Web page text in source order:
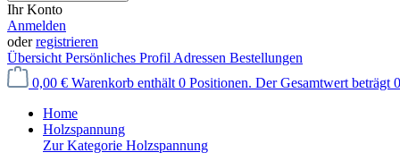
Ihr Konto
Anmelden
oderregistrieren
Übersicht Persönliches Profil Adressen Bestellungen
0,00 € Warenkorb enthält 0 Positionen. Der Gesamtwert beträgt
Home
Holzspannung
Zur Kategorie Holzspannung